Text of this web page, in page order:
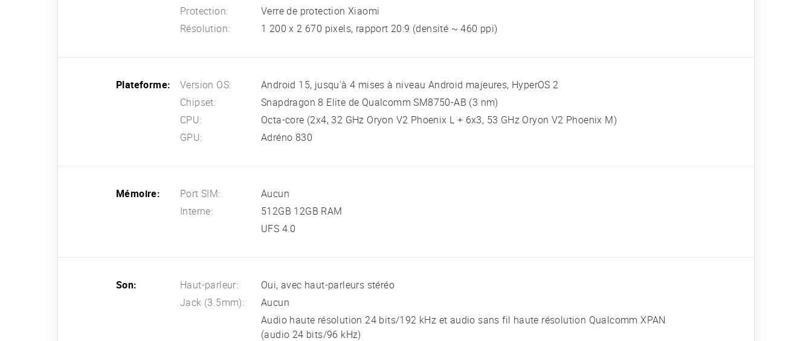
Protection:
Verre de protection Xiaomi
Résolution:
1 200 x 2 670 pixels, rapport 20:9 (densité ~ 460 ppi)
Plateforme: Version OS:
Android 15, jusqu'à 4 mises à niveau Android majeures, HyperOS 2
Chipset:
Snapdragon 8 Elite de Qualcomm SM8750-AB (3 nm)
CPU:
Octa-core (2x4, 32 GHz Oryon V2 Phoenix L + 6x3, 53 GHz Oryon V2 Phoenix M)
GPU:
Adréno 830
Mémoire: Port SIM:
Aucun
Interne:
512GB 12GB RAM
UFS 4.0
Son: Haut-parleur:
Oui, avec haut-parleurs stéréo
Jack (3.5mm):
Aucun
Audio haute résolution 24 bits/192 kHz et audio sans fil haute résolution Qualcomm XPAN
(audio 24 bits/96 kHz)